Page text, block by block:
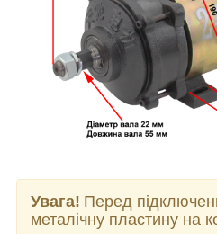
Увага! Перед
металічну пластину на